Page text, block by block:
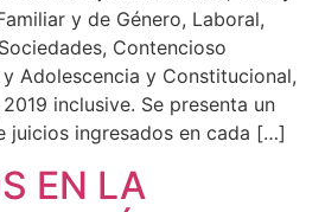
y de Género, Laboral,
Contencioso
Adolescencia y Constitucional,
inclusive. Se presenta un
juicios ingresados en cada […]
EN LA